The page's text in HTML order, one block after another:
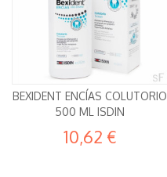
BEXIDENT ENCÍAS COLUTORIO
500 ML ISDIN
10,62 €